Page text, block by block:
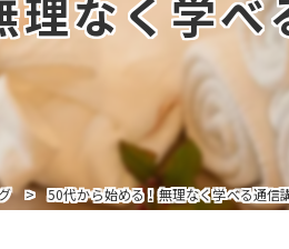
まとめてお得なインス
インストラクター講座
インストラクターを追加
なく学べ
50代から始める！無理なく学べる通信